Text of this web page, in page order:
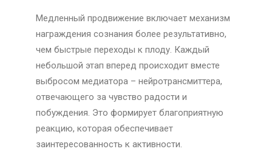
Медленный продвижение включает механизм
награждения сознания более результативно,
чем быстрые переходы к плоду. Каждый
небольшой этап вперед происходит вместе
выбросом медиатора – нейротрансмиттера,
отвечающего за чувство радости и
побуждения. Это формирует благоприятную
реакцию, которая обеспечивает
заинтересованность к активности.